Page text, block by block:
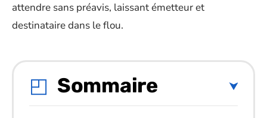
attendre sans préavis, laissant émetteur et
destinataire dans le flou.
Sommaire